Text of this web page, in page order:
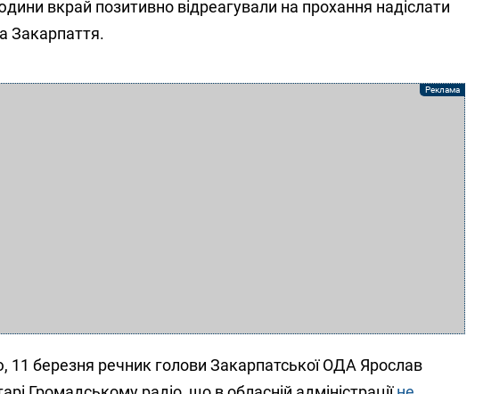
вкрай позитивно відреагували на прохання надіслати
Закарпаття.
11 березня речник голови Закарпатської ОДА Ярослав